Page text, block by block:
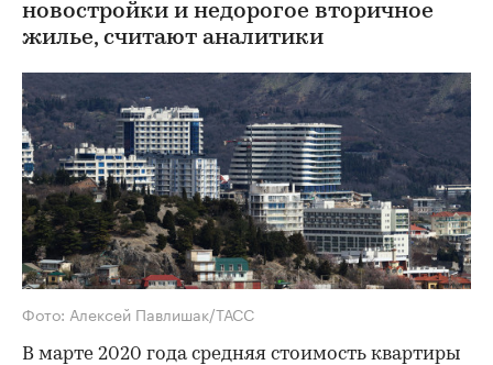
новостройки и недорогое вторичное
жилье, считают аналитики
Фото: Алексей Павлишак/ТАСС
В марте 2020 года средняя стоимость квартиры